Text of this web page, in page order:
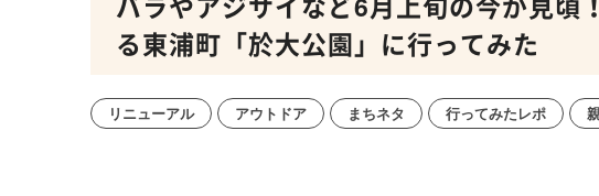
る東浦町「於大公園」に行ってみた
リニューアル アウトドア まちネタ 行ってみたレポ